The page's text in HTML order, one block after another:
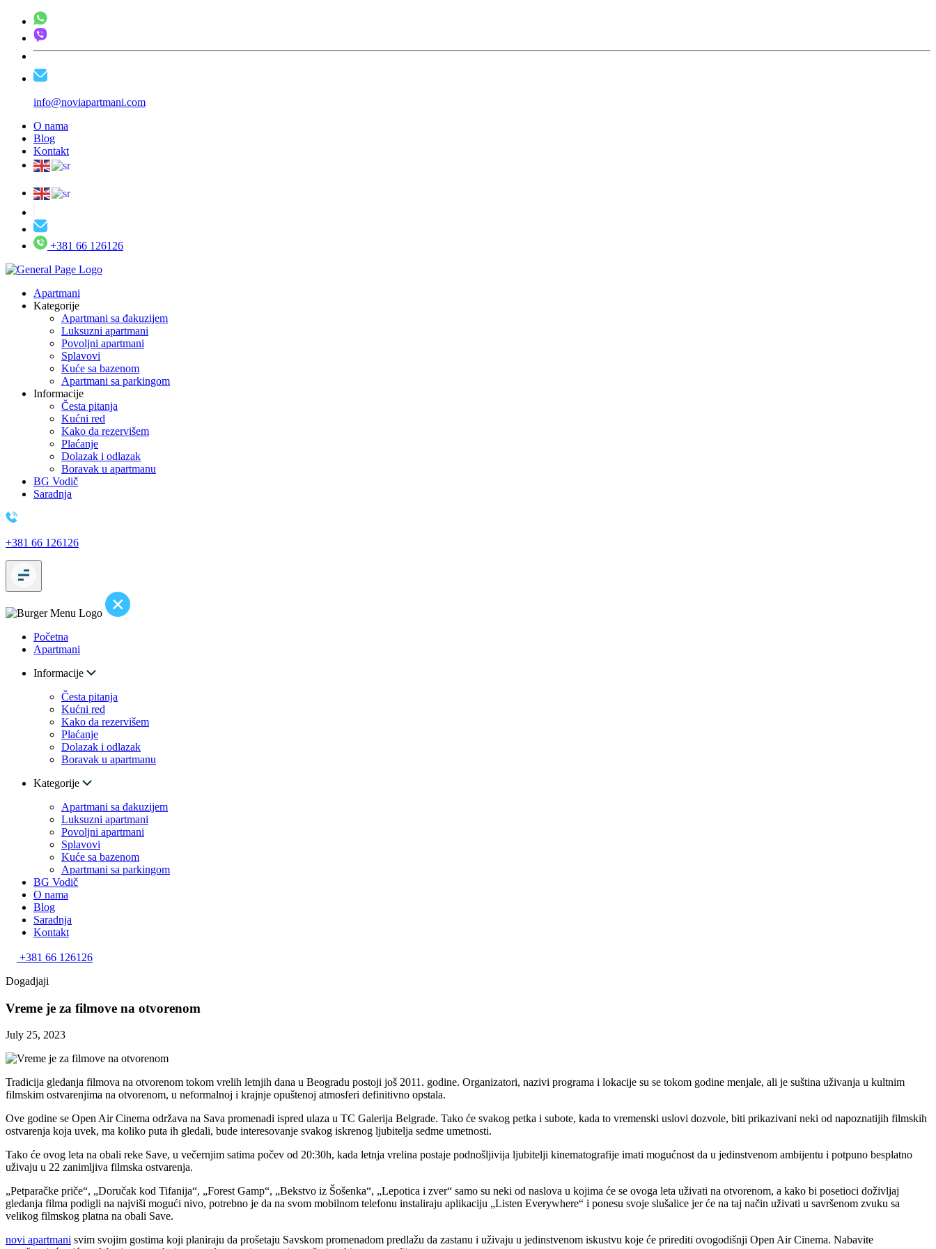
info@noviapartmani.com
O nama
Blog
Kontakt
+381 66 126126
Apartmani
Kategorije
Apartmani sa đakuzijem
Luksuzni apartmani
Povoljni apartmani
Splavovi
Kuće sa bazenom
Apartmani sa parkingom
Informacije
Česta pitanja
Kućni red
Kako da rezervišem
Plaćanje
Dolazak i odlazak
Boravak u apartmanu
BG Vodič
Saradnja
+381 66 126126
Početna
Apartmani
Informacije
Česta pitanja
Kućni red
Kako da rezervišem
Plaćanje
Dolazak i odlazak
Boravak u apartmanu
Kategorije
Apartmani sa đakuzijem
Luksuzni apartmani
Povoljni apartmani
Splavovi
Kuće sa bazenom
Apartmani sa parkingom
BG Vodič
O nama
Blog
Saradnja
Kontakt
+381 66 126126
Dogadjaji
Vreme je za filmove na otvorenom
July 25, 2023
Tradicija gledanja filmova na otvorenom tokom vrelih letnjih dana u Beogradu postoji još 2011. godine. Organizatori, nazivi programa i lokacije su se tokom godine menjale, ali je suština uživanja u kultnim
filmskim ostvarenjima na otvorenom, u neformalnoj i krajnje opuštenoj atmosferi definitivno opstala.
Ove godine se Open Air Cinema održava na Sava promenadi ispred ulaza u TC Galerija Belgrade. Tako će svakog petka i subote, kada to vremenski uslovi dozvole, biti prikazivani neki od napoznatijih filmskih
ostvarenja koja uvek, ma koliko puta ih gledali, bude interesovanje svakog iskrenog ljubitelja sedme umetnosti.
Tako će ovog leta na obali reke Save, u večernjim satima počev od 20:30h, kada letnja vrelina postaje podnošljivija ljubitelji kinematografije imati mogućnost da u jedinstvenom ambijentu i potpuno besplatno
uživaju u 22 zanimljiva filmska ostvarenja.
„Petparačke priče“, „Doručak kod Tifanija“, „Forest Gamp“, „Bekstvo iz Šošenka“, „Lepotica i zver“ samo su neki od naslova u kojima će se ovoga leta uživati na otvorenom, a kako bi posetioci doživljaj
gledanja filma podigli na najviši mogući nivo, potrebno je da na svom mobilnom telefonu instaliraju aplikaciju „Listen Everywhere“ i ponesu svoje slušalice jer će na taj način uživati u savršenom zvuku sa
velikog filmskog platna na obali Save.
novi apartmani svim svojim gostima koji planiraju da prošetaju Savskom promenadom predlažu da zastanu i uživaju u jedinstvenom iskustvu koje će prirediti ovogodišnji Open Air Cinema. Nabavite